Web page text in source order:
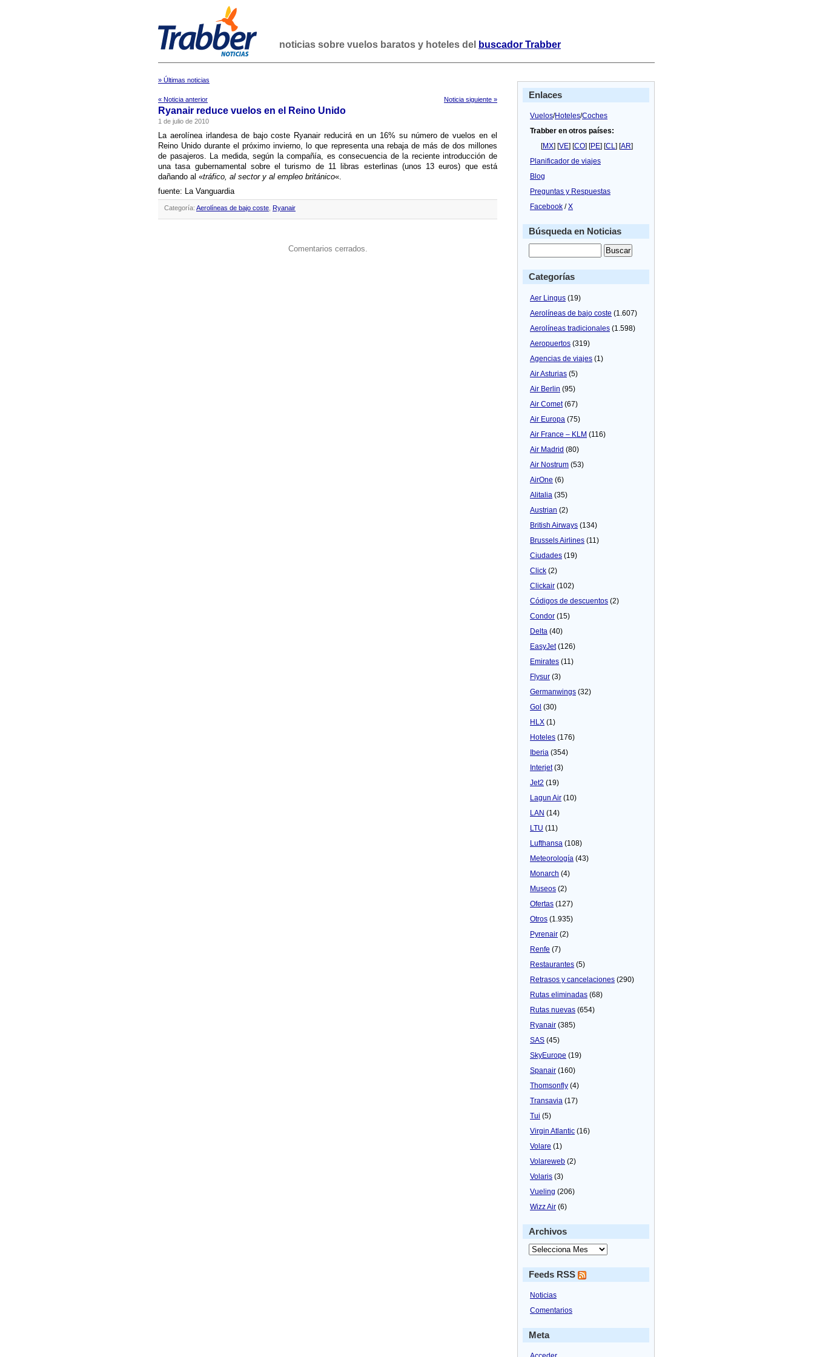
noticias sobre vuelos baratos y hoteles del buscador Trabber
» Últimas noticias
« Noticia anterior Noticia siguiente »
Ryanair reduce vuelos en el Reino Unido
1 de julio de 2010
La aerolí­nea irlandesa de bajo coste Ryanair reducirá en un 16% su número de vuelos en el
Reino Unido durante el próximo invierno, lo que representa una rebaja de más de dos millones
de pasajeros. La medida, según la compañí­a, es consecuencia de la reciente introducción de
una tasa gubernamental sobre el turismo de 11 libras esterlinas (unos 13 euros) que está
dañando al «tráfico, al sector y al empleo británico«.
fuente: La Vanguardia
Categoría: Aerolíneas de bajo coste Ryanair
Comentarios cerrados.
Enlaces
Vuelos/Hoteles/Coches
Trabber en otros países:
[MX] [VE] [CO] [PE] [CL] [AR]
Planificador de viajes
Blog
Preguntas y Respuestas
Facebook /X
Búsqueda en Noticias
Categorías
Aer Lingus (19)
Aerolíneas de bajo coste (1.607)
Aerolíneas tradicionales (1.598)
Aeropuertos (319)
Agencias de viajes (1)
Air Asturias (5)
Air Berlin (95)
Air Comet(67)
Air Europa (75)
Air France – KLM (116)
Air Madrid (80)
Air Nostrum (53)
AirOne (6)
Alitalia (35)
Austrian (2)
British Airways (134)
Brussels Airlines (11)
Ciudades (19)
Click (2)
Clickair (102)
Códigos de descuentos (2)
Condor (15)
Delta (40)
EasyJet(126)
Emirates (11)
Flysur (3)
Germanwings (32)
Gol (30)
HLX (1)
Hoteles (176)
Iberia (354)
Interjet(3)
Jet2 (19)
Lagun Air (10)
LAN (14)
LTU (11)
Lufthansa (108)
Meteorologí­a (43)
Monarch (4)
Museos (2)
Ofertas (127)
Otros (1.935)
Pyrenair (2)
Renfe (7)
Restaurantes (5)
Retrasos y cancelaciones (290)
Rutas eliminadas (68)
Rutas nuevas (654)
Ryanair (385)
SAS (45)
SkyEurope (19)
Spanair (160)
Thomsonfly (4)
Transavia (17)
Tui (5)
Virgin Atlantic (16)
Volare (1)
Volareweb (2)
Volaris (3)
Vueling (206)
Wizz Air (6)
Archivos
Feeds RSS
Noticias
Comentarios
Meta